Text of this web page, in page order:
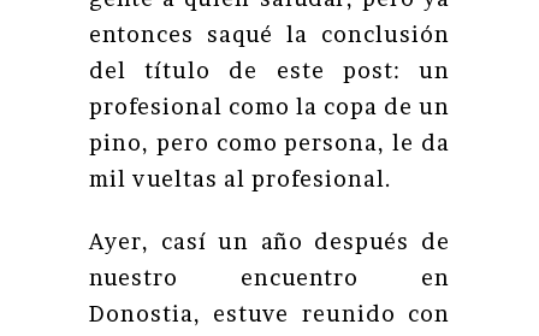
entonces saqué la conclusión
del título de este post: un
profesional como la copa de un
pino, pero como persona, le da
mil vueltas al profesional.
Ayer, casí un año después de
nuestro encuentro en
Donostia, estuve reunido con